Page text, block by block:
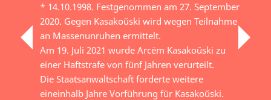
* 14.10.1998. Festgenommen am 27. September
2020. Gegen Kasakoŭski wird wegen Teilnahme
an Massenunruhen ermittelt.
Am 19. Juli 2021 wurde Arcëm Kasakoŭski zu
einer Haftstrafe von fünf Jahren verurteilt.
Die Staatsanwaltschaft forderte weitere
eineinhalb Jahre Vorführung für Kasakoŭski.